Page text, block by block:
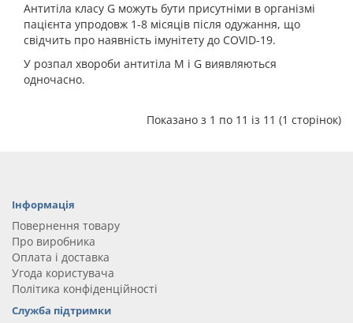
Антитіла класу G можуть бути присутніми в організмі
пацієнта упродовж 1-8 місяців після одужання, що
свідчить про наявність імунітету до COVID-19.
У розпал хвороби антитіла M і G виявляються
одночасно.
Показано з 1 по 11 із 11 (1 сторінок)
Інформація
Повернення товару
Про виробника
Оплата і доставка
Угода користувача
Політика конфіденційності
Служба підтримки